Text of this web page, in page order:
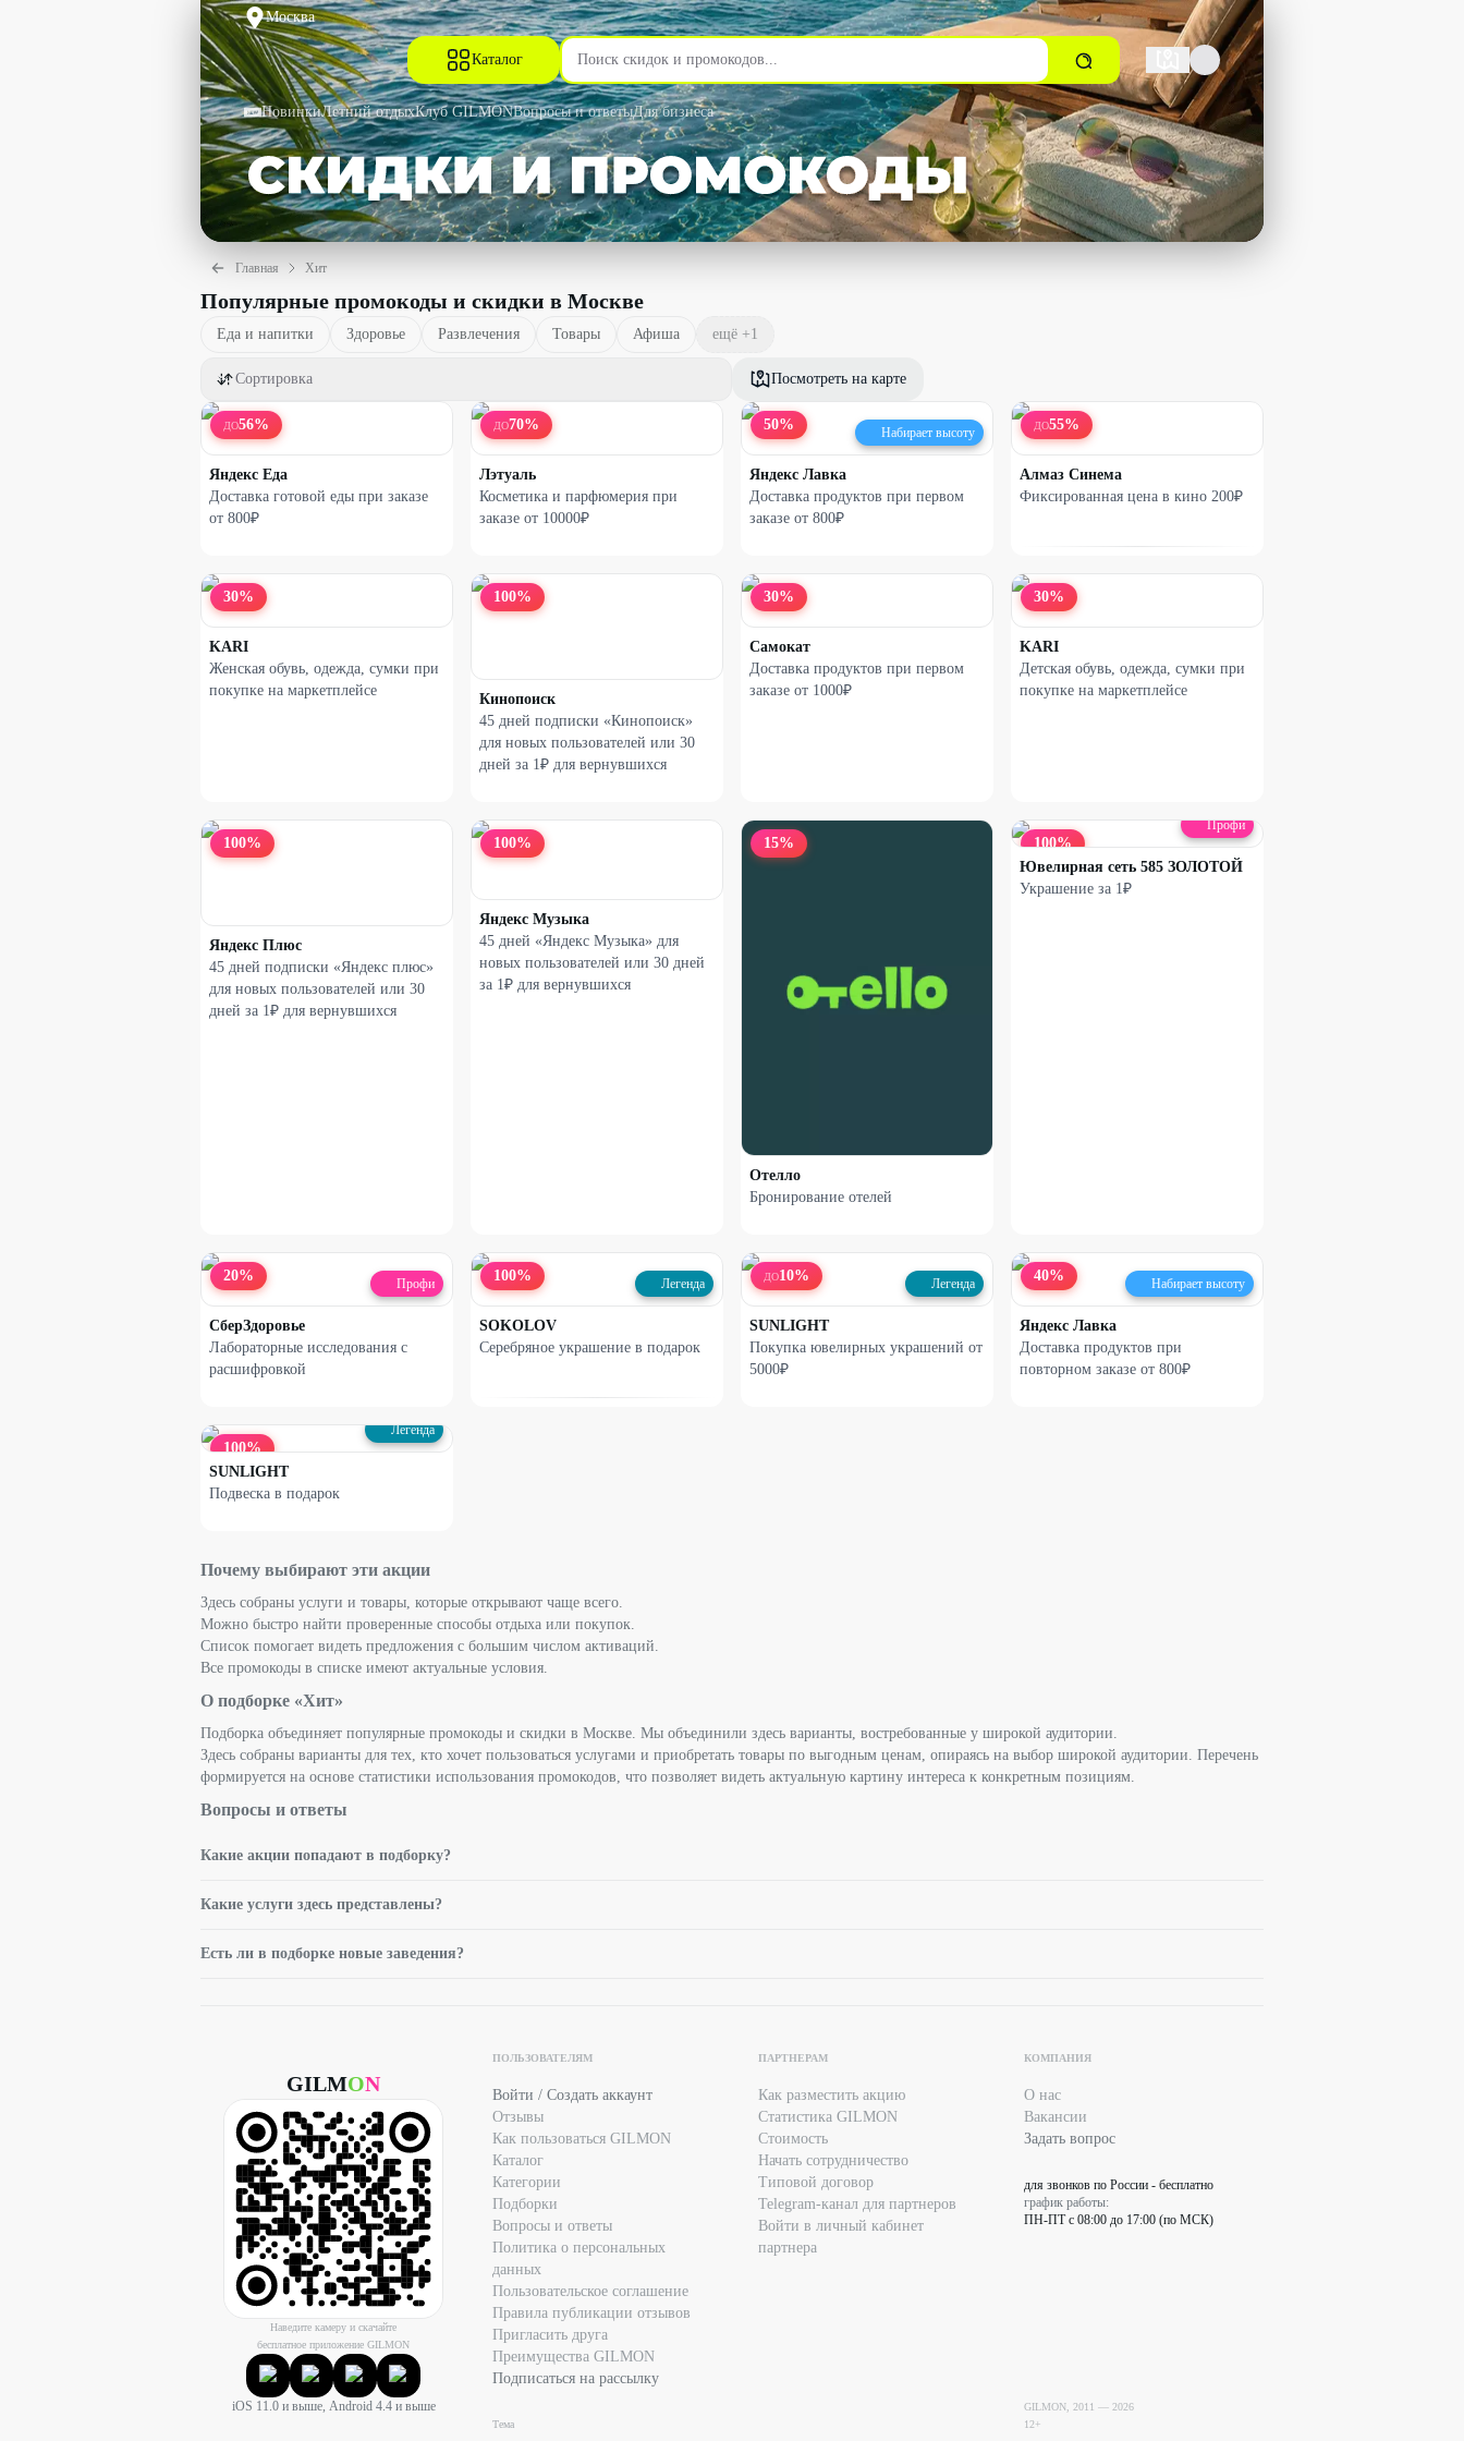
Москва
Каталог
НовинкиЛетний отдыхКлуб GILMONВопросы и ответыДля бизнеса
Главная Хит
Популярные промокоды и скидки в Москве
Еда и напитки Здоровье Развлечения Товары Афиша ещё +1
Сортировка Посмотреть на карте
ДО56%
Яндекс Еда
Доставка готовой еды при заказе
от 800₽
ДО70%
Лэтуаль
Косметика и парфюмерия при
заказе от 10000₽
50% Набирает высоту
Яндекс Лавка
Доставка продуктов при первом
заказе от 800₽
ДО55%
Алмаз Синема
Фиксированная цена в кино 200₽
30%
KARI
Женская обувь, одежда, сумки при
покупке на маркетплейсе
100%
Кинопоиск
45 дней подписки «Кинопоиск»
для новых пользователей или 30
дней за 1₽ для вернувшихся
30%
Самокат
Доставка продуктов при первом
заказе от 1000₽
30%
KARI
Детская обувь, одежда, сумки при
покупке на маркетплейсе
100%
Яндекс Плюс
45 дней подписки «Яндекс плюс»
для новых пользователей или 30
дней за 1₽ для вернувшихся
100%
Яндекс Музыка
45 дней «Яндекс Музыка» для
новых пользователей или 30 дней
за 1₽ для вернувшихся
15%
Отелло
Бронирование отелей
100%
Профи
Ювелирная сеть 585 ЗОЛОТОЙ
Украшение за 1₽
20% Профи
СберЗдоровье
Лабораторные исследования с
расшифровкой
100% Легенда
SOKOLOV
Серебряное украшение в подарок
ДО10% Легенда
SUNLIGHT
Покупка ювелирных украшений от
5000₽
40% Набирает высоту
Яндекс Лавка
Доставка продуктов при
повторном заказе от 800₽
100%
Легенда
SUNLIGHT
Подвеска в подарок
Почему выбирают эти акции
Здесь собраны услуги и товары, которые открывают чаще всего.
Можно быстро найти проверенные способы отдыха или покупок.
Список помогает видеть предложения с большим числом активаций.
Все промокоды в списке имеют актуальные условия.
О подборке «Хит»
Подборка объединяет популярные промокоды и скидки в Москве. Мы объединили здесь варианты, востребованные у широкой аудитории.
Здесь собраны варианты для тех, кто хочет пользоваться услугами и приобретать товары по выгодным ценам, опираясь на выбор широкой аудитории. Перечень
формируется на основе статистики использования промокодов, что позволяет видеть актуальную картину интереса к конкретным позициям.
Вопросы и ответы
Какие акции попадают в подборку?
Какие услуги здесь представлены?
Есть ли в подборке новые заведения?
GILMON
Наведите камеру и скачайте
бесплатное приложение GILMON
iOS 11.0 и выше, Android 4.4 и выше
ПОЛЬЗОВАТЕЛЯМ
Войти / Создать аккаунт
Отзывы
Как пользоваться GILMON
Каталог
Категории
Подборки
Вопросы и ответы
Политика о персональных
данных
Пользовательское соглашение
Правила публикации отзывов
Пригласить друга
Преимущества GILMON
Подписаться на рассылку
Тема
ПАРТНЕРАМ
Как разместить акцию
Статистика GILMON
Стоимость
Начать сотрудничество
Типовой договор
Telegram-канал для партнеров
Войти в личный кабинет
партнера
КОМПАНИЯ
О нас
Вакансии
Задать вопрос
для звонков по России - бесплатно
график работы:
ПН-ПТ с 08:00 до 17:00 (по МСК)
GILMON, 2011 — 2026
12+